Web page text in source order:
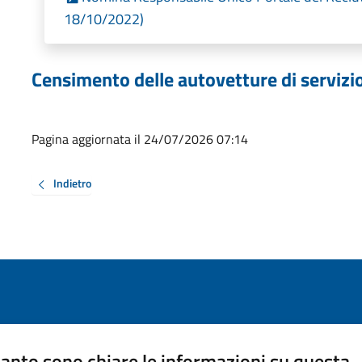
18/10/2022)
Censimento delle autovetture di
Pagina aggiornata il 24/07/2026 07:14
Indietro